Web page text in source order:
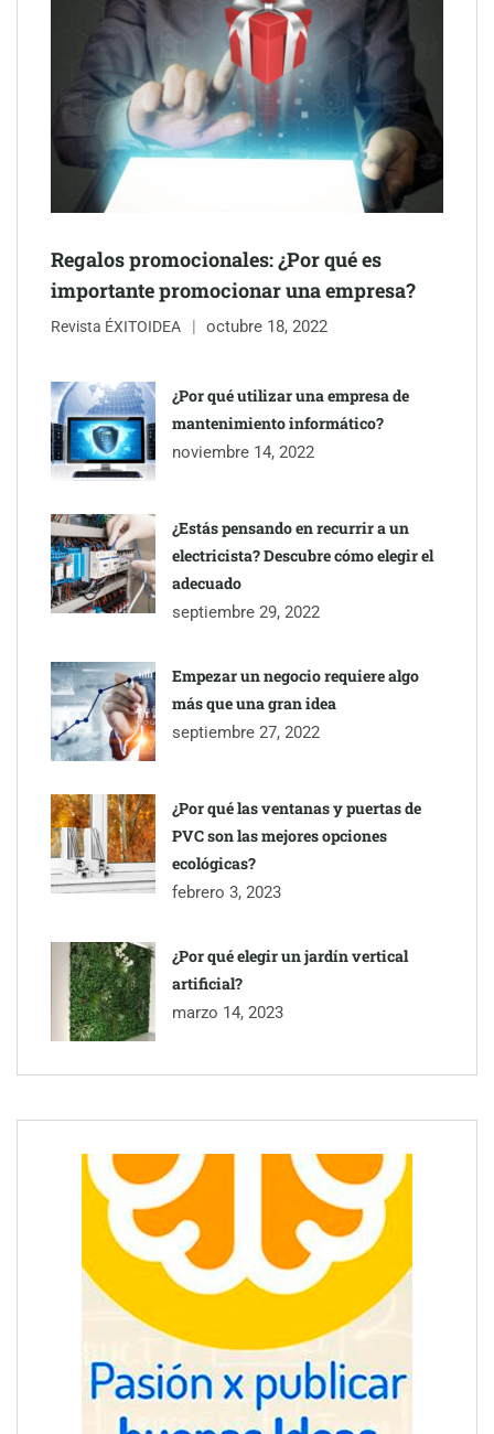
Schaeffler mejora su rentabilidad en el primer semestre de 2026
Regalos promocionales: ¿Por qué es
importante promocionar una empresa?
Revista ÉXITOIDEA octubre 18, 2022
¿Por qué utilizar una empresa de
mantenimiento informático?
noviembre 14, 2022
¿Estás pensando en recurrir a un
electricista? Descubre cómo elegir el
adecuado
septiembre 29, 2022
Empezar un negocio requiere algo
más que una gran idea
septiembre 27, 2022
¿Por qué las ventanas y puertas de
PVC son las mejores opciones
ecológicas?
febrero 3, 2023
¿Por qué elegir un jardín vertical
artificial?
marzo 14, 2023